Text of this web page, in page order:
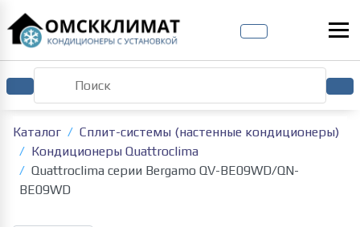
Каталог
Сплит-системы (настенные кондиционеры)
Кондиционеры Quattroclima
Quattroclima серии Bergamo QV-BE09WD/QN-
BE09WD